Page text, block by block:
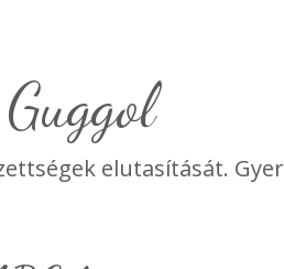
Guggol
elutasítását.